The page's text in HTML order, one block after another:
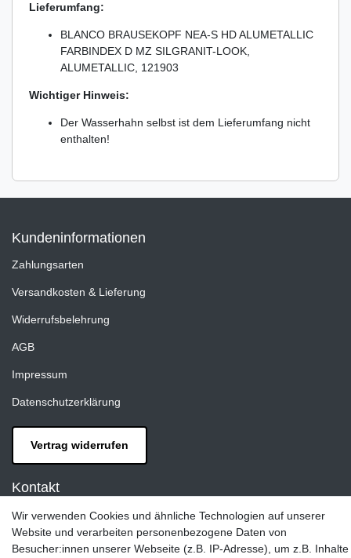
Lieferumfang:
BLANCO BRAUSEKOPF NEA-S HD ALUMETALLIC
FARBINDEX D MZ SILGRANIT-LOOK,
ALUMETALLIC, 121903
Wichtiger Hinweis:
Der Wasserhahn selbst ist dem Lieferumfang nicht
enthalten!
Kundeninformationen
Zahlungsarten
Versandkosten & Lieferung
Widerrufsbelehrung
AGB
Impressum
Datenschutzerklärung
Vertrag widerrufen
Kontakt
LAXARA:
Zeppelinstraße 4, 89604 Allmendingen, Deutschland
Wir verwenden Cookies und ähnliche Technologien auf unserer
Website und verarbeiten personenbezogene Daten von
Besucher:innen unserer Webseite (z.B. IP-Adresse), um z.B. Inhalte